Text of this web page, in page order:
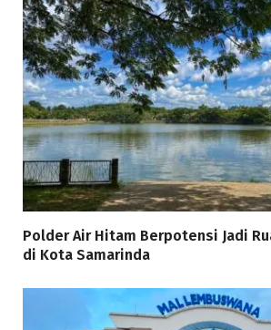
Polder Air Hitam Berpotensi Jadi
di Kota Samarinda